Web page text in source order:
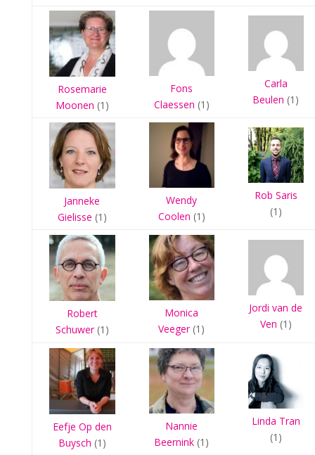
Rosemarie
Moonen (1)
Fons
Claessen (1)
Carla
Beulen (1)
Janneke
Gielisse (1)
Wendy
Coolen (1)
Rob Saris
(1)
Robert
Schuwer(1)
Monica
Veeger(1)
Jordi van de
Ven (1)
Eefje Op den
Buysch (1)
Nannie
Beernink (1)
Linda Tran
(1)